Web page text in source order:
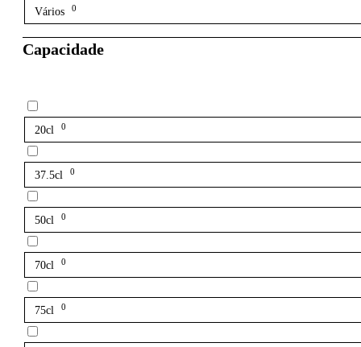
Vários 0
Capacidade
20cl 0
37.5cl 0
50cl 0
70cl 0
75cl 0